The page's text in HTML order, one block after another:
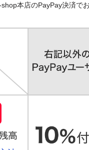
本店のPayPay決済で